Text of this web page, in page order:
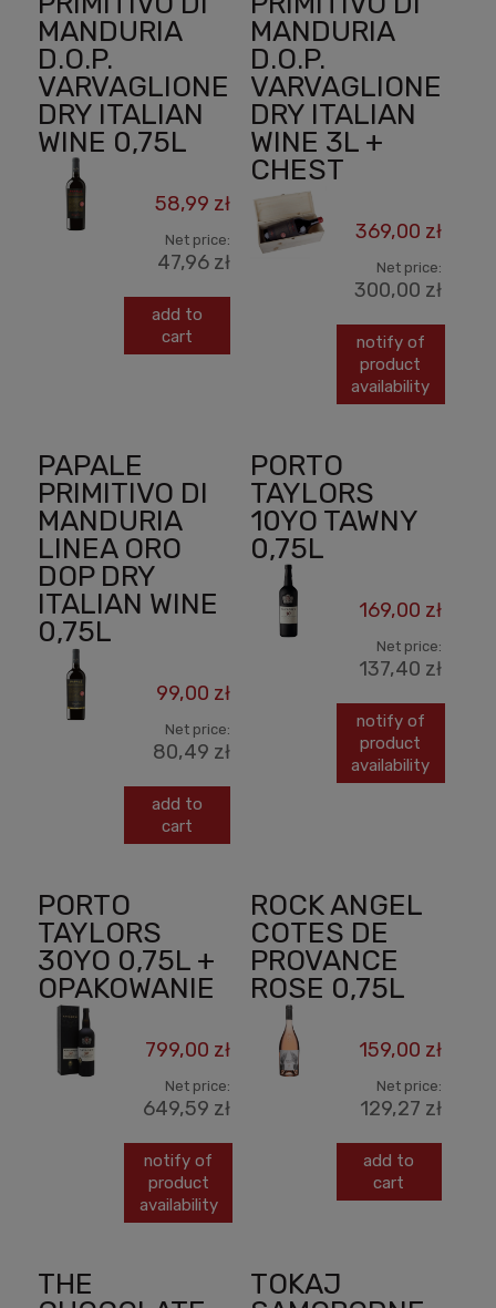
MANDURIA
D.O.P.
VARVAGLIONE
DRY ITALIAN
WINE 0,75L
58,99 zł
Net price:
47,96 zł
add to
cart
MANDURIA
D.O.P.
VARVAGLIONE
DRY ITALIAN
WINE 3L +
CHEST
369,00 zł
Net price:
300,00 zł
notify of
product
availability
PAPALE
PRIMITIVO DI
MANDURIA
LINEA ORO
DOP DRY
ITALIAN WINE
0,75L
99,00 zł
Net price:
80,49 zł
add to
cart
PORTO
TAYLORS
10YO TAWNY
0,75L
169,00 zł
Net price:
137,40 zł
notify of
product
availability
PORTO
TAYLORS
30YO 0,75L +
OPAKOWANIE
799,00 zł
Net price:
649,59 zł
notify of
product
availability
ROCK ANGEL
COTES DE
PROVANCE
ROSE 0,75L
159,00 zł
Net price:
129,27 zł
add to
cart
THE
TOKAJ